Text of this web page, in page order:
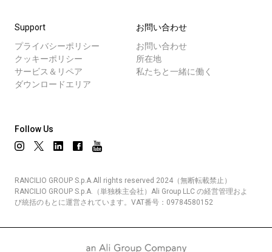
Support
プライバシーポリシー
クッキーポリシー
サービス＆リペア
ダウンロードエリア
お問い合わせ
お問い合わせ
所在地
私たちと一緒に働く
Follow Us
RANCILIO GROUP S.p.A.All rights reserved 2024（無断転載禁止）
RANCILIO GROUP S.p.A.（単独株主会社）Ali Group LLC の経営管理およ
び統括のもとに運営されています。VAT番号：09784580152